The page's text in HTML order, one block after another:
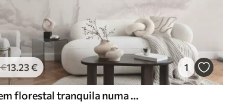
€13.23€ 1
Paisagem florestal tranquila numa paleta de cores bege